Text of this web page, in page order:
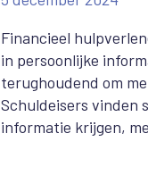
Financieel
in persoonlijke
terughoudend om
Schuldeisers vinden
informatie krijgen,